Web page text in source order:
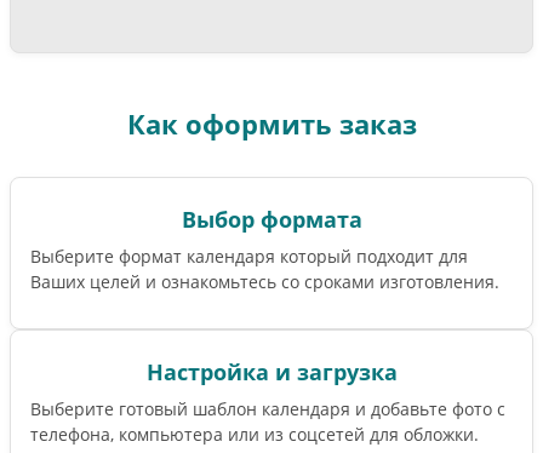
Как оформить заказ
Выбор формата
Выберите формат календаря который подходит для
Ваших целей и ознакомьтесь со сроками изготовления.
Настройка и загрузка
Выберите готовый шаблон календаря и добавьте фото с
телефона, компьютера или из соцсетей для обложки.